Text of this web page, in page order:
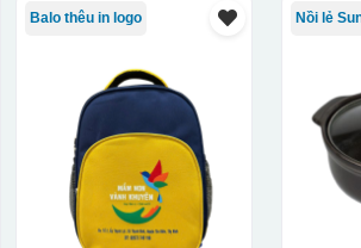
Balo thêu in logo Nồi lẻ